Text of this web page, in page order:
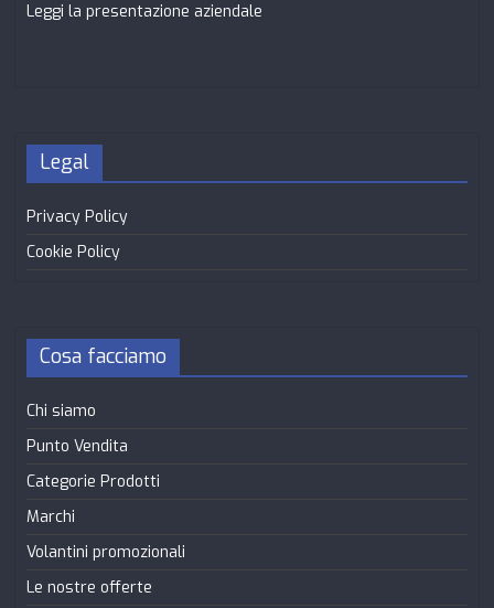
Leggi la presentazione aziendale
Legal
Privacy Policy
Cookie Policy
Cosa facciamo
Chi siamo
Punto Vendita
Categorie Prodotti
Marchi
Volantini promozionali
Le nostre offerte